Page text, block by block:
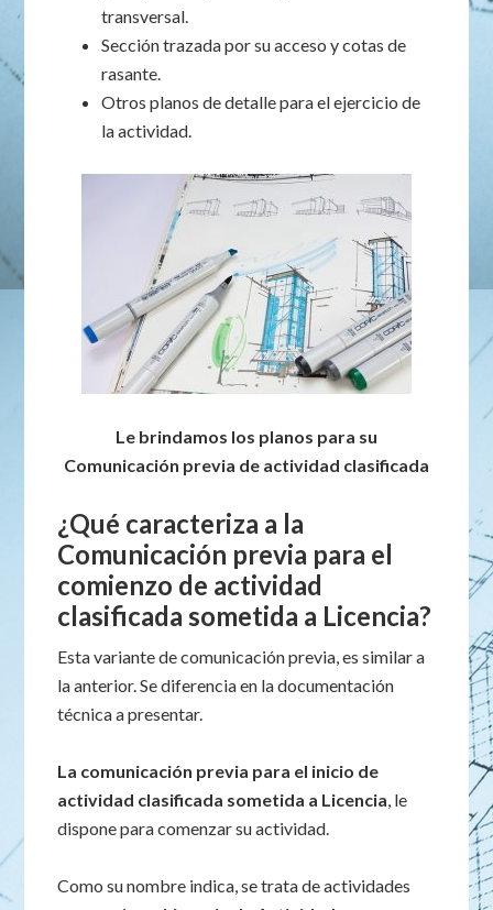
transversal.
Sección trazada por su acceso y cotas de
rasante.
Otros planos de detalle para el ejercicio de
la actividad.
Le brindamos los planos para su
Comunicación previa de actividad clasificada
¿Qué caracteriza a la
Comunicación previa para el
comienzo de actividad
clasificada sometida a Licencia?
Esta variante de comunicación previa, es similar a
la anterior. Se diferencia en la documentación
técnica a presentar.
La comunicación previa para el inicio de
actividad clasificada sometida a Licencia, le
dispone para comenzar su actividad.
Como su nombre indica, se trata de actividades